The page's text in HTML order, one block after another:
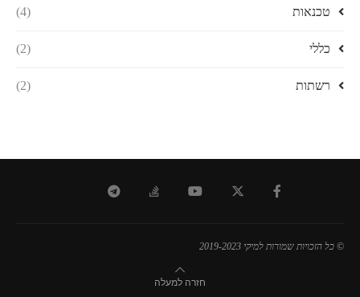
טכנאות (4)
כללי (2)
רשתות (2)
© כל הזכויות שמורות למיקי 2019-2023
חזרה למעלה